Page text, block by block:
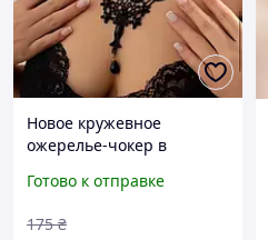
Новое кружевное
ожерелье-чокер в
ажурное ожерелье в
Готово к отправке
175 ₴